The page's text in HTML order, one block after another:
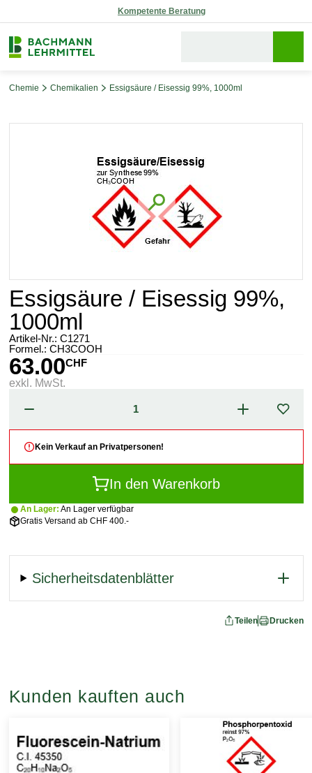
Reparaturservice
Chemie Chemikalien Essigsäure / Eisessig 99%, 1000ml
Essigsäure / Eisessig 99%,
1000ml
Artikel-Nr.: C1271
Formel.: CH3COOH
63.00CHF
exkl. MwSt.
In den Warenkorb
Kein Verkauf an Privatpersonen!
An Lager: An Lager verfügbar
Gratis Versand ab CHF 400.-
Sicherheitsdatenblätter
Teilen Drucken
Kunden kauften auch